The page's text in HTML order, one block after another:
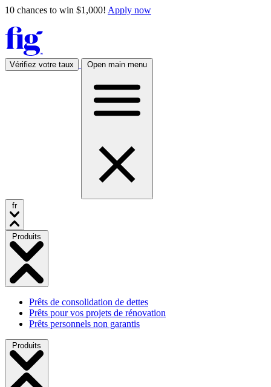
10 chances to win $1,000! Apply now
Vérifiez votre taux Open main menu
fr
Prêts de consolidation de dettes
Prêts pour vos projets de rénovation
Prêts personnels non garantis